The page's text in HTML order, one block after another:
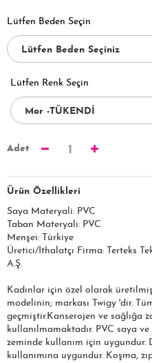
Lütfen Beden Seçin
Lütfen Renk Seçin
Adet 1
Ürün Özellikleri
Saya Materyali: PVC
Taban Materyali: PVC
Menşei: Türkiye
Üretici/İthalatçı Firma: Terteks
A.Ş.​​​
Kadınlar için özel olarak
modelinin; markası Twigy 'dir.
geçmiştir.Kanserojen ve sağlığa
kullanılmamaktadır. PVC saya
zeminde kullanım için uygundur.
kullanımına uygundur. Koşma,